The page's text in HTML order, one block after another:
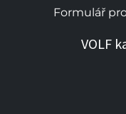
Formulář
VOLF